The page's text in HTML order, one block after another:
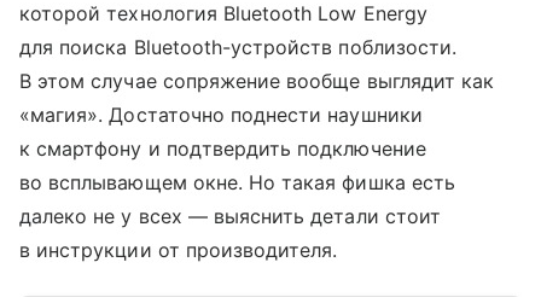
которой технология Bluetooth Low Energy
для поиска Bluetooth-устройств поблизости.
В этом случае сопряжение вообще выглядит как
«магия». Достаточно поднести наушники
к смартфону и подтвердить подключение
во всплывающем окне. Но такая фишка есть
далеко не у всех — выяснить детали стоит
в инструкции от производителя.